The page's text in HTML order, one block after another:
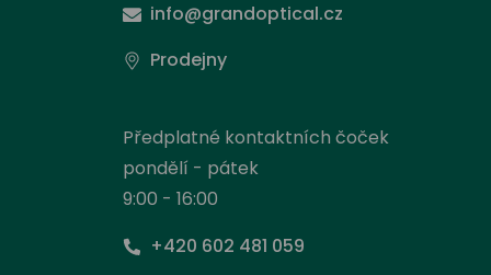
info@grandoptical.cz
Prodejny
Předplatné kontaktních čoček
pondělí - pátek
9:00 - 16:00
+420 602 481 059